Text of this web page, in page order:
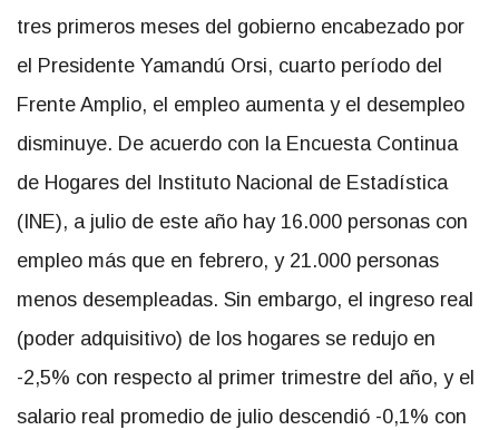
tres primeros meses del gobierno encabezado por
el Presidente Yamandú Orsi, cuarto período del
Frente Amplio, el empleo aumenta y el desempleo
disminuye. De acuerdo con la Encuesta Continua
de Hogares del Instituto Nacional de Estadística
(INE), a julio de este año hay 16.000 personas con
empleo más que en febrero, y 21.000 personas
menos desempleadas. Sin embargo, el ingreso real
(poder adquisitivo) de los hogares se redujo en
-2,5% con respecto al primer trimestre del año, y el
salario real promedio de julio descendió -0,1% con